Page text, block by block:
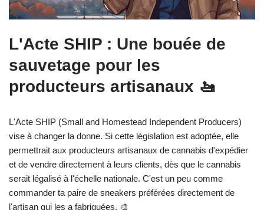
L'Acte SHIP : Une bouée de
sauvetage pour les
producteurs artisanaux 🚤
L'Acte SHIP (Small and Homestead Independent Producers)
vise à changer la donne. Si cette législation est adoptée, elle
permettrait aux producteurs artisanaux de cannabis d'expédier
et de vendre directement à leurs clients, dès que le cannabis
serait légalisé à l'échelle nationale. C'est un peu comme
commander ta paire de sneakers préférées directement de
l'artisan qui les a fabriquées. 🎨